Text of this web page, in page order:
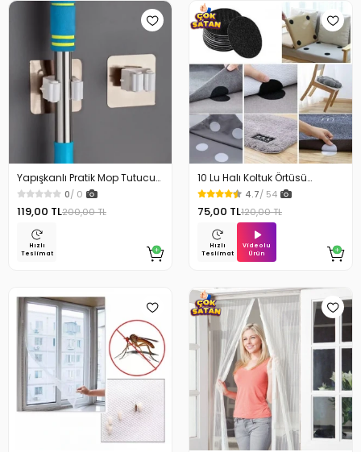
Yapışkanlı Pratik Mop Tutucu
4 Adet
0/ 0
119,00 TL200,00 TL
Hızlı
Teslimat
10 Lu Halı Koltuk Örtüsü
Kaydırmaz Cırtlı Pad
4.7/ 54
75,00 TL120,00 TL
Hızlı
Teslimat
Videolu
Ürün